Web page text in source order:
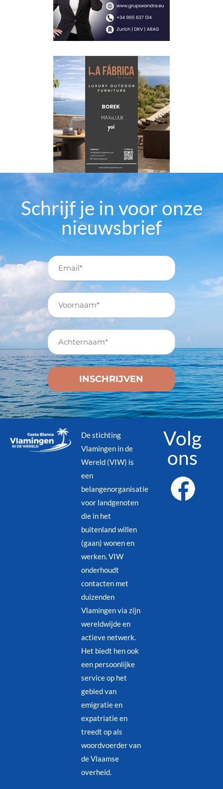
Schrijf je in voor onze
nieuwsbrief
De stichting
Vlamingen in de
Wereld (VIW) is
een
belangenorganisatie
voor landgenoten
die in het
buitenland willen
(gaan) wonen en
werken. VIW
onderhoudt
contacten met
duizenden
Vlamingen via zijn
wereldwijde en
actieve netwerk.
Het biedt hen ook
een persoonlijke
service op het
gebied van
emigratie en
expatriatie en
treedt op als
woordvoerder van
de Vlaamse
overheid.
Volg
ons